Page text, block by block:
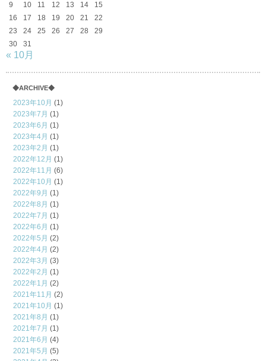
9
10 11 12 13 14
15
16
17 18 19 20 21
22
23
24 25 26 27 28
29
30
31
« 10月
◆ARCHIVE◆
2023年10月 (1)
2023年7月 (1)
2023年6月 (1)
2023年4月 (1)
2023年2月 (1)
2022年12月 (1)
2022年11月 (6)
2022年10月 (1)
2022年9月 (1)
2022年8月 (1)
2022年7月 (1)
2022年6月 (1)
2022年5月 (2)
2022年4月 (2)
2022年3月 (3)
2022年2月 (1)
2022年1月 (2)
2021年11月 (2)
2021年10月 (1)
2021年8月 (1)
2021年7月 (1)
2021年6月 (4)
2021年5月 (5)